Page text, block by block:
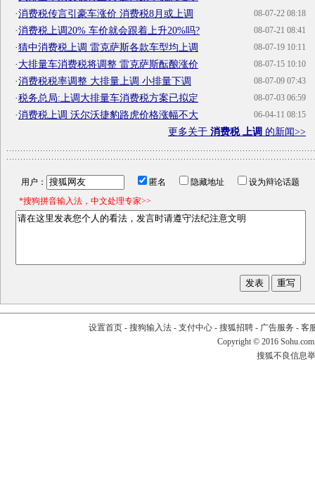
08-07-22 08:18
·消费税传言引豪车涨价 消费税8月或上调
08-07-21 08:41
·消费税上调20% 车价就会跟着上升20%吗?
08-07-19 10:11
·猜中消费税上调 雷克萨斯各款车型均上调
08-07-15 10:10
·大排量车消费税将调整 雷克萨斯酝酿涨价
08-07-09 07:43
·消费税税率调整 大排量上调 小排量下调
08-07-03 06:59
·税务总局:上调大排量车消费税方案已拟定
06-04-11 08:15
·消费税上调 沃尔沃捷豹路虎价格涨幅不大
更多关于 消费税 上调 的新闻>>
用户： 匿名 隐藏地址
设为辩论话题
*搜狗拼音输入法，中文处理专家>>
设置首页- 搜狗输入法- 支付中心- 搜狐招聘- 广告服务 - 客
Copyright © 2016
搜狐不良信息